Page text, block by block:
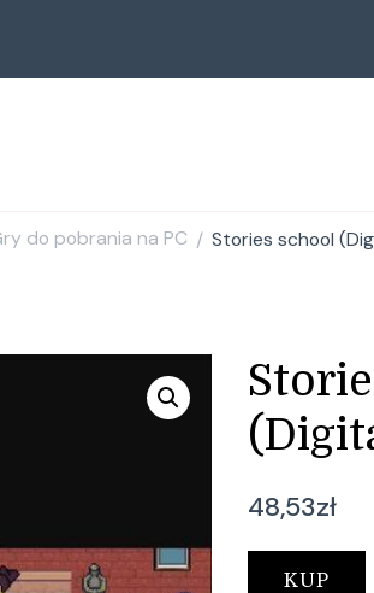
do pobrania na PC / Stories school
48,53zł
KUP